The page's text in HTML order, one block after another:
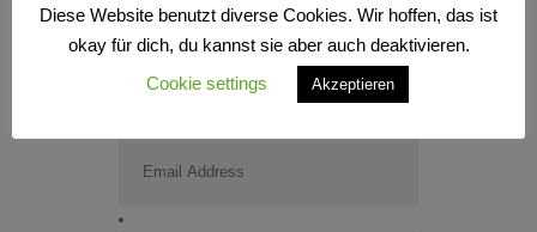
Diese Website benutzt diverse Cookies. Wir hoffen, das ist
okay für dich, du kannst sie aber auch deaktivieren.
Cookie settings
Akzeptieren